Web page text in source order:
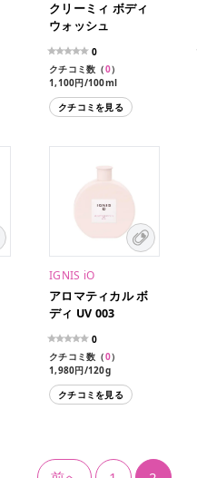
クリーミィ ボディ
ウォッシュ
0
クチコミ数（0）
1,100円/100ml
1,870円/200ml
クチコミを見る
IGNIS iO
アロマティカル ボ
ディ UV 003
0
クチコミ数（0）
1,980円/120g
クチコミを見る